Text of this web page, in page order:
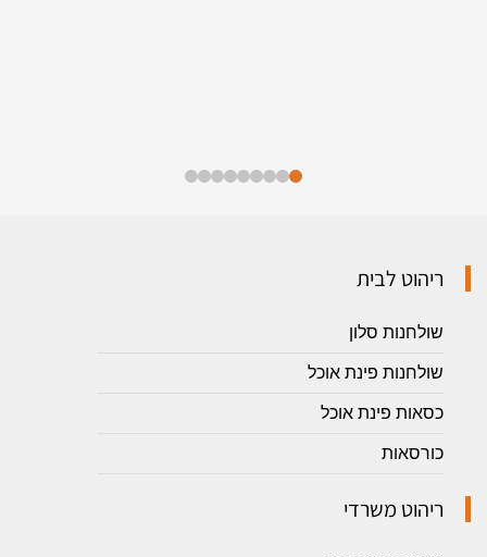
ריהוט לבית
שולחנות סלון
שולחנות פינת אוכל
כסאות פינת אוכל
כורסאות
ריהוט משרדי